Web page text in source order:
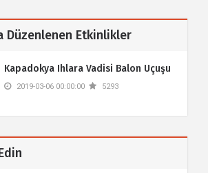
Düzenlenen Etkinlikler
Kapadokya Ihlara Vadisi Balon Uçuşu
2019-03-06 00:00:00 5293